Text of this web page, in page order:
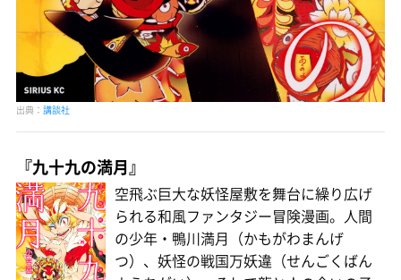
出典： 講談社
『九十九の満月』
空飛ぶ巨大な妖怪屋敷を舞台に繰り広げ
られる和風ファンタジー冒険漫画。人間
の少年・鴨川満月（かもがわまんげ
つ）、妖怪の戦国万妖違（せんごくばん